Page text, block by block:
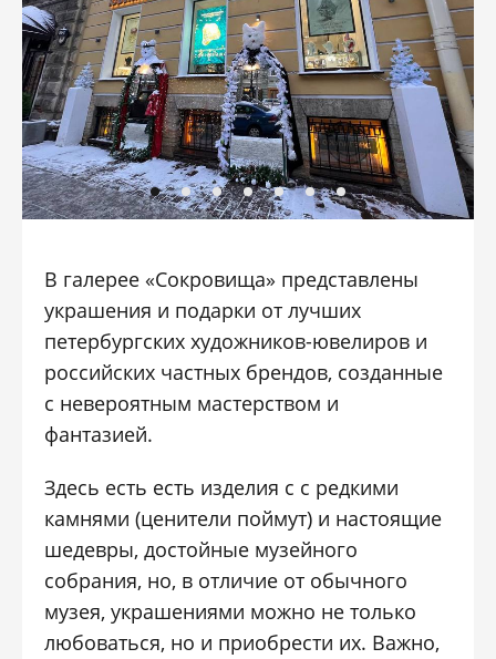
В галерее «Сокровища» представлены
украшения и подарки от лучших
петербургских художников-ювелиров и
российских частных брендов, созданные
с невероятным мастерством и
фантазией.
Здесь есть есть изделия с с редкими
камнями (ценители поймут) и настоящие
шедевры, достойные музейного
собрания, но, в отличие от обычного
музея, украшениями можно не только
любоваться, но и приобрести их. Важно,